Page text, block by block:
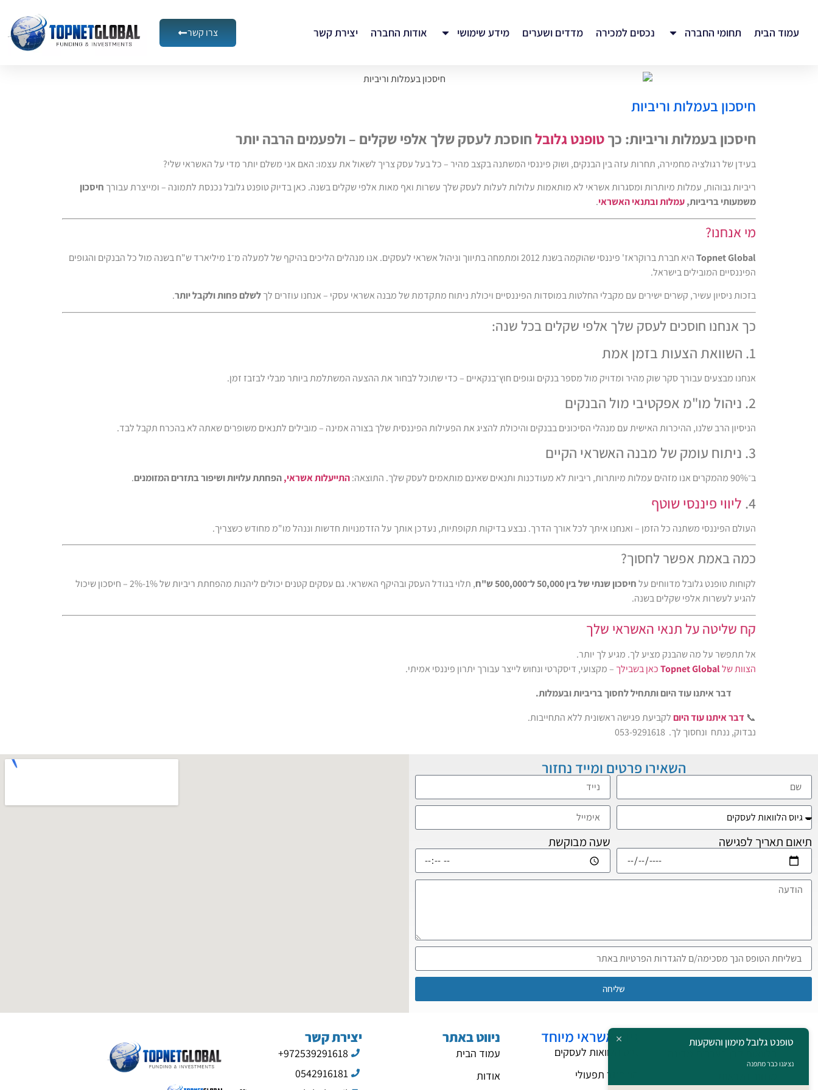
צרו קשר עמוד הבית תחומי החברה נכסים למכירה מדדים ושערים מידע שימושי אודות החברה יצירת קשר
חיסכון בעמלות וריביות
חיסכון בעמלות וריביות: כךטופנט גלובלחוסכת לעסק שלך אלפי שקלים – ולפעמים הרבה יותר
בעידן של רגולציה מחמירה, תחרות עזה בין הבנקים, ושוק פיננסי המשתנה בקצב מהיר – כל בעל עסק צריך לשאול את עצמו: האם אני משלם יותר מדי על האשראי שלי?
ריביות גבוהות, עמלות מיותרות ומסגרות אשראי לא מותאמות עלולות לעלות לעסק שלך עשרות ואף מאות אלפי שקלים בשנה. כאן בדיוק טופנט גלובל נכנסת לתמונה – ומייצרת עבורך חיסכון
משמעותי בריביות,עמלות ובתנאי האשראי.
מי אנחנו?
Topnet Global
היא חברת ברוקראז' פיננסי שהוקמה בשנת 2012 ומתמחה בתיווך וניהול אשראי לעסקים. אנו מנהלים הליכים בהיקף של למעלה מ־1 מיליארד ש"ח בשנה מול כל הבנקים והגופים
הפיננסיים המובילים בישראל.
בזכות ניסיון עשיר, קשרים ישירים עם מקבלי החלטות במוסדות הפיננסיים ויכולת ניתוח מתקדמת של מבנה אשראי עסקי – אנחנו עוזרים לךלשלם פחות ולקבל יותר.
כך אנחנו חוסכים לעסק שלך אלפי שקלים בכל שנה:
1. השוואת הצעות בזמן אמת
אנחנו מבצעים עבורך סקר שוק מהיר ומדויק מול מספר בנקים וגופים חוץ־בנקאיים – כדי שתוכל לבחור את ההצעה המשתלמת ביותר מבלי לבזבז זמן.
2. ניהול מו"מ אפקטיבי מול הבנקים
הניסיון הרב שלנו, ההיכרות האישית עם מנהלי הסיכונים בבנקים והיכולת להציג את הפעילות הפיננסית שלך בצורה אמינה – מובילים לתנאים משופרים שאתה לא בהכרח תקבל לבד.
3. ניתוח עומק של מבנה האשראי הקיים
ב־90% מהמקרים אנו מזהים עמלות מיותרות, ריביות לא מעודכנות ותנאים שאינם מותאמים לעסק שלך. התוצאה: התייעלות אשראי,הפחתת עלויות ושיפור בתזרים המזומנים.
4. ליווי פיננסי שוטף
העולם הפיננסי משתנה כל הזמן – ואנחנו איתך לכל אורך הדרך. נבצע בדיקות תקופתיות, נעדכן אותך על הזדמנויות חדשות וננהל מו"מ מחודש כשצריך.
כמה באמת אפשר לחסוך?
לקוחות טופנט גלובל מדווחים עלחיסכון שנתי של בין 50,000 ל־500,000 ש"ח
, תלוי בגודל העסק ובהיקף האשראי. גם עסקים קטנים יכולים ליהנות מהפחתת ריביות של 1%-2% – חיסכון שיכול
להגיע לעשרות אלפי שקלים בשנה.
קח שליטה על תנאי האשראי שלך
אל תתפשר על מה שהבנק מציע לך. מגיע לך יותר.
הצוות שלTopnet Globalכאן בשבילך – מקצועי, דיסקרטי ונחוש לייצר עבורך יתרון פיננסי אמיתי.
דבר איתנו עוד היום ותתחיל לחסוך בריביות ובעמלות.
📞 דבר איתנו עוד היוםלקביעת פגישה ראשונית ללא התחייבות.
נבדוק, ננתח ונחסוך לך. 053-9291618
השאירו פרטים ומייד נחזור
תיאום תאריך לפגישה שעה מבוקשת
שליחה
תחומי החברה גיוס אשראי מיוחד
גיוס הלוואות לעסקים
הון חוזר תפעולי
ניווט באתר
עמוד הבית
אודות
יצירת קשר
972539291618+
0542916181
טופנט גלובל מימון והשקעות
נציגנו כבר מתפנה